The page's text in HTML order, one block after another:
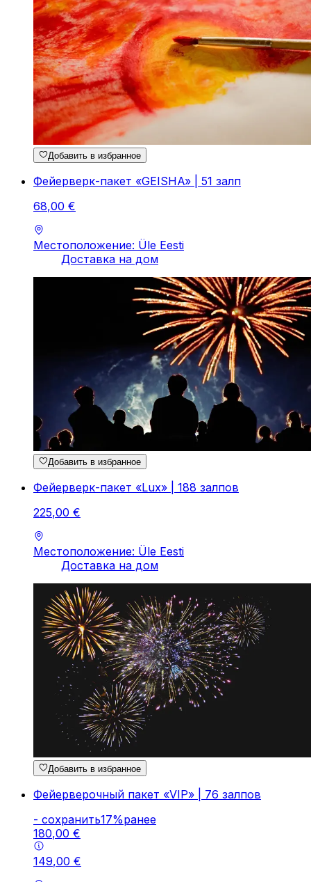
Добавить в избранное
Фейерверк-пакет «GEISHA» | 51 залп
68,00 €
Местоположение: Üle Eesti
Доставка на дом
Добавить в избранное
Фейерверк-пакет «Lux» | 188 залпов
225,00 €
Местоположение: Üle Eesti
Доставка на дом
Добавить в избранное
Фейерверочный пакет «VIP» | 76 залпов
- cохранить17%ранее
180,00 €
149,00 €